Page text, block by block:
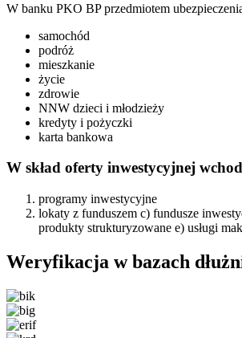
W banku PKO BP przedmiotem
samochód
podróż
mieszkanie
życie
zdrowie
NNW dzieci i młodzieży
kredyty i pożyczki
karta bankowa
W skład oferty inwestycyjnej
programy inwestycyjne
lokaty z funduszem c) fundusze
produkty strukturyzowane e) usługi
Weryfikacja w bazach